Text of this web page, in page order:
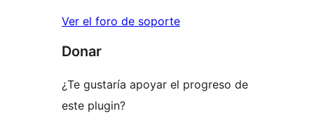
Ver el foro de soporte
Donar
¿Te gustaría apoyar el progreso de
este plugin?